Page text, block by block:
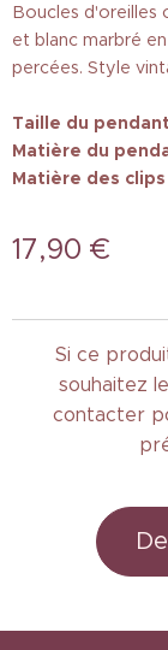
Boucles d'oreilles
et blanc marbré
percées. Style
Taille du pendant
Matière du
Matière des clips
17,90 €
Si ce
souhaitez
contacter